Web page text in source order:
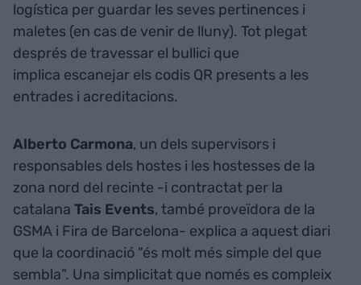
logística per guardar les seves pertinences i
maletes (en cas de venir de lluny). Tot plegat
després de travessar el bullici que
implica escanejar els codis QR presents a les
entrades i acreditacions.
Alberto Carmona, un dels supervisors i
responsables dels hostes i les hostesses de la
zona nord del recinte -i contractat per la
catalana Tais Events, també proveïdora de la
GSMA i Fira de Barcelona- explica a aquest diari
que la coordinació "és molt més simple del que
sembla”. Una simplicitat que només es compleix